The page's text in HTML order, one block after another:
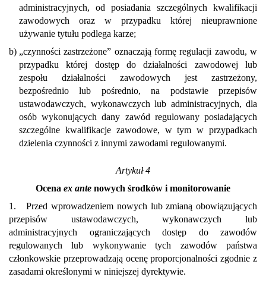
administracyjnych, od posiadania szczególnych kwalifikacji
zawodowych oraz w przypadku której nieuprawnione
używanie tytułu podlega karze;
b) „czynności zastrzeżone” oznaczają formę regulacji zawodu, w
przypadku której dostęp do działalności zawodowej lub
zespołu działalności zawodowych jest zastrzeżony,
bezpośrednio lub pośrednio, na podstawie przepisów
ustawodawczych, wykonawczych lub administracyjnych, dla
osób wykonujących dany zawód regulowany posiadających
szczególne kwalifikacje zawodowe, w tym w przypadkach
dzielenia czynności z innymi zawodami regulowanymi.
Artykuł 4
Ocena ex ante nowych środków i monitorowanie
1. Przed wprowadzeniem nowych lub zmianą obowiązujących
przepisów ustawodawczych, wykonawczych lub
administracyjnych ograniczających dostęp do zawodów
regulowanych lub wykonywanie tych zawodów państwa
członkowskie przeprowadzają ocenę proporcjonalności zgodnie z
zasadami określonymi w niniejszej dyrektywie.